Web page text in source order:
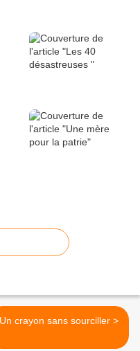
Un crayon sans sourciller >